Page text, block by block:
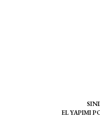
EL YAPIMI